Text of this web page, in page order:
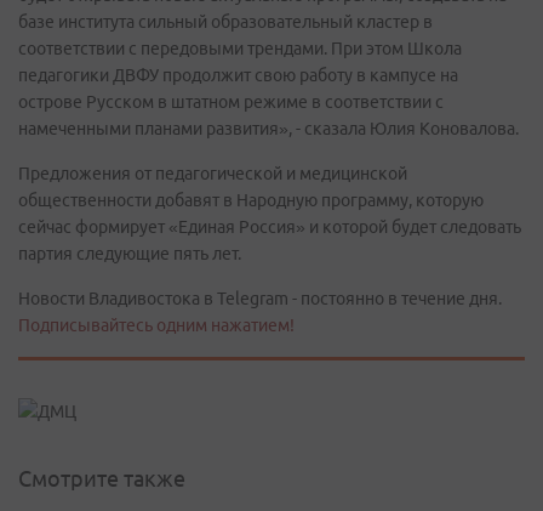
базе института сильный образовательный кластер в
соответствии с передовыми трендами. При этом Школа
педагогики ДВФУ продолжит свою работу в кампусе на
острове Русском в штатном режиме в соответствии с
намеченными планами развития», - сказала Юлия Коновалова.
Предложения от педагогической и медицинской
общественности добавят в Народную программу, которую
сейчас формирует «Единая Россия» и которой будет следовать
партия следующие пять лет.
Новости Владивостока в Telegram - постоянно в течение дня.
Подписывайтесь одним нажатием!
Смотрите также